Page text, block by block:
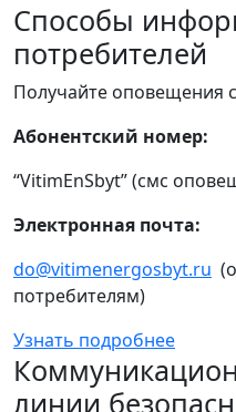
Способы
потребителей
Получайте оповещения
Абонентский номер:
“VitimEnSbyt” (смс
Электронная почта:
do@vitimenergosbyt.ru
потребителям)
Узнать подробнее
линии